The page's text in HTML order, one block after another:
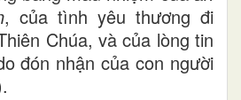
, của tình yêu thương đi
Chúa, và của lòng tin
đón nhận của con người